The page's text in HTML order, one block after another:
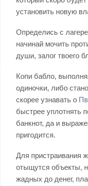
установить новую
Определись с
начинай мочить
души, залог твоего
Копи бабло,
одиночки, либо
скорее узнавать о
быстрее уплотнять
банкнот, да и
пригодится.
Для пристраивания
отыщутся объекты,
жадных до денег,